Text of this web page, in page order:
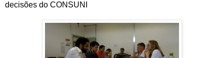
decisões do CONSUNI